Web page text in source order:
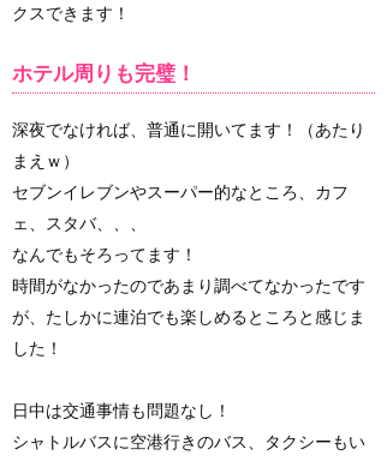
クスできます！
ホテル周りも完璧！
深夜でなければ、普通に開いてます！（あたり
まえｗ）
セブンイレブンやスーパー的なところ、カフ
ェ、スタバ、、、
なんでもそろってます！
時間がなかったのであまり調べてなかったです
が、たしかに連泊でも楽しめるところと感じま
した！
日中は交通事情も問題なし！
シャトルバスに空港行きのバス、タクシーもい